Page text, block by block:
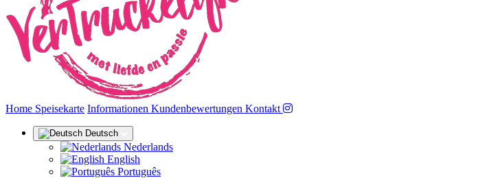
Home (aktuell)
Speisekarte Informationen Kundenbewertungen Kontakt
Deutsch
Nederlands
English
Português